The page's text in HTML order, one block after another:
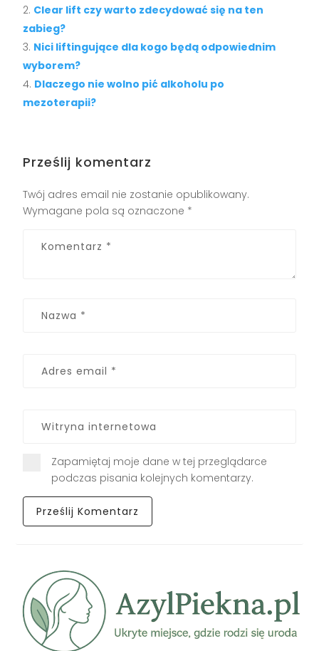
Clear lift czy warto zdecydować się na ten
zabieg?
Nici liftingujące dla kogo będą odpowiednim
wyborem?
Dlaczego nie wolno pić alkoholu po
mezoterapii?
Prześlij komentarz
Twój adres email nie zostanie opublikowany.
Wymagane pola są oznaczone *
Zapamiętaj moje dane w tej przeglądarce
podczas pisania kolejnych komentarzy.